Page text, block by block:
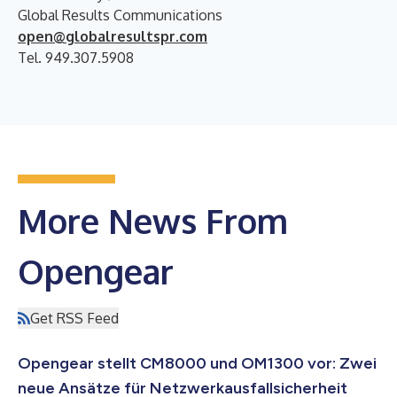
Global Results Communications
open@globalresultspr.com
Tel. 949.307.5908
More News From
Opengear
Get RSS Feed
Opengear stellt CM8000 und OM1300 vor: Zwei
neue Ansätze für Netzwerkausfallsicherheit